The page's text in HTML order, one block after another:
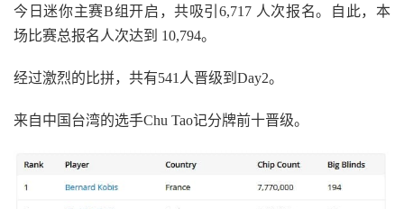
今日迷你主赛B组开启，共吸引6,717 人次报名。自此，本
场比赛总报名人次达到 10,794。
经过激烈的比拼，共有541人晋级到Day2。
来自中国台湾的选手Chu Tao记分牌前十晋级。